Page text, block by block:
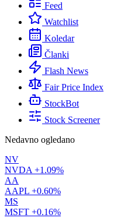
Feed
Watchlist
Koledar
Članki
Flash News
Fair Price Index
StockBot
Stock Screener
Nedavno ogledano
NV
NVDA +1.09%
AA
AAPL +0.60%
MS
MSFT +0.16%